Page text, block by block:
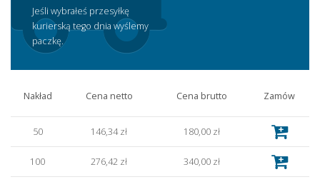
Jeśli wybrałeś przesyłkę
kurierską tego dnia wyślemy
paczkę.
Nakład Cena netto Cena brutto Zamów
50 146,34 zł 180,00 zł
100 276,42 zł 340,00 zł